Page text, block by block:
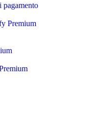
pagamento
Premium